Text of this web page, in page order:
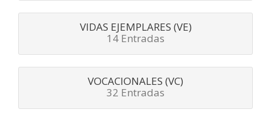
VIDAS EJEMPLARES (VE)
14 Entradas
VOCACIONALES (VC)
32 Entradas